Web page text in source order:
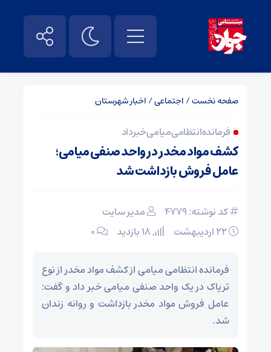
صفحه نخست/ اجتماعی/ اخبار شهرستان
فرمانده انتظامی میامی خبر داد
کشف مواد مخدر در واحد صنفی میامی؛
عامل فروش بازداشت شد
کد نوشته: 4779
مدیر سایت
۰
فرمانده انتظامی میامی از کشف مواد مخدر از نوع
تریاک در یک واحد صنفی میامی خبر داد و گفت:
عامل فروش مواد مخدر بازداشت و روانه زندان
شد.